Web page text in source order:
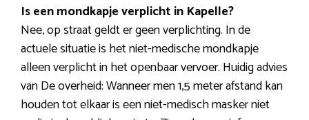
Is een mondkapje verplicht in Kapelle?
Nee, op straat geldt er geen verplichting. In de
actuele situatie is het niet-medische mondkapje
alleen verplicht in het openbaar vervoer. Huidig advies
van De overheid: Wanneer men 1,5 meter afstand kan
houden tot elkaar is een niet-medisch masker niet